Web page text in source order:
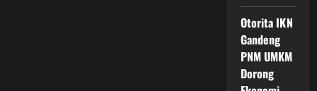
Otorita IKN
Gandeng
PNM UMKM
Dorong